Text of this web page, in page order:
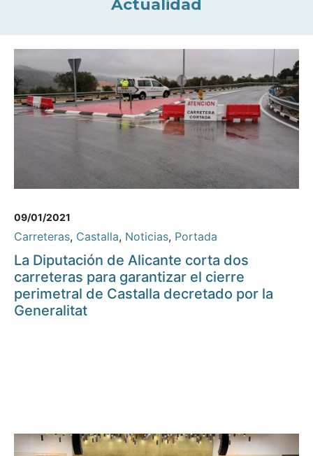
Actualidad
09/01/2021
Carreteras, Castalla, Noticias, Portada
La Diputación de Alicante corta dos
carreteras para garantizar el cierre
perimetral de Castalla decretado por la
Generalitat